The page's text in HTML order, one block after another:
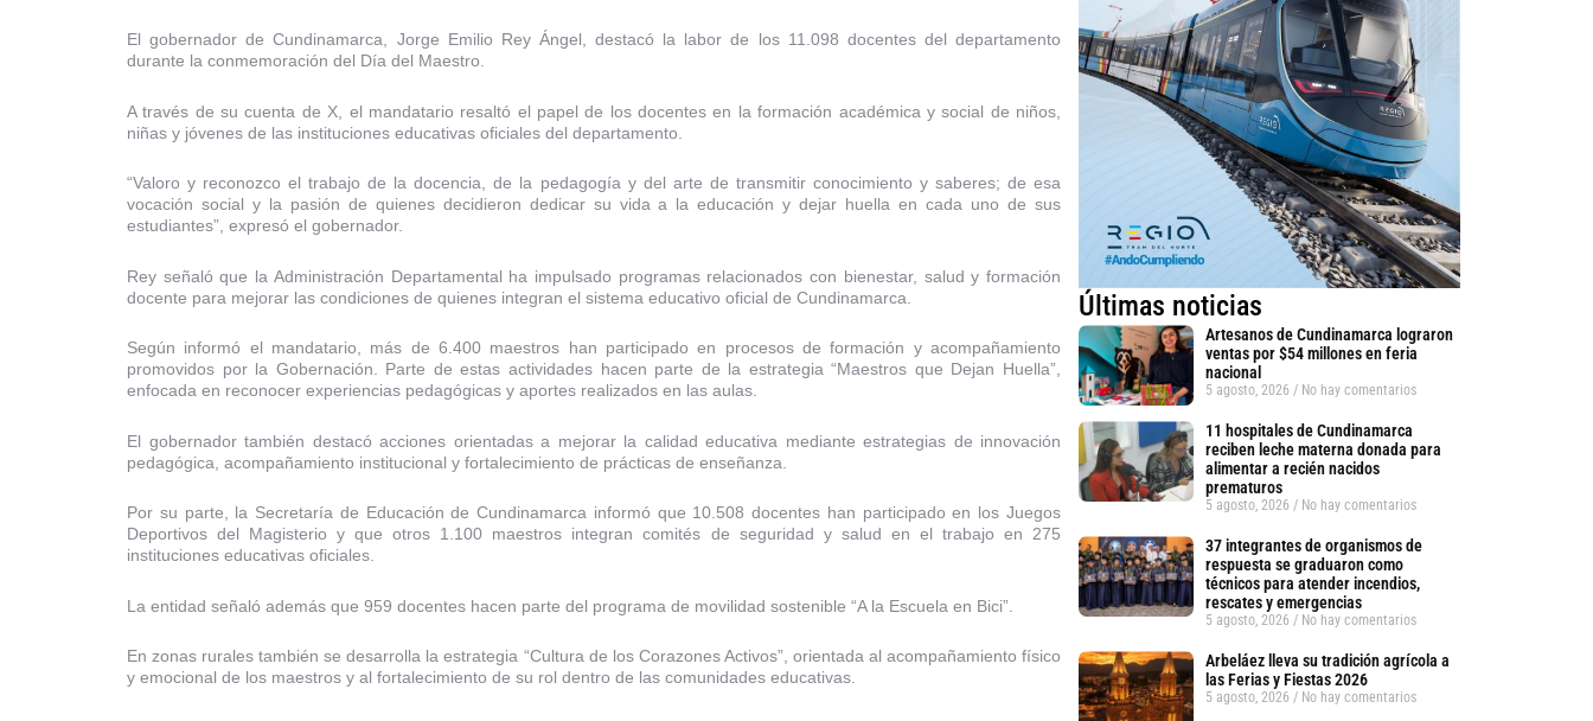
El gobernador de Cundinamarca, Jorge Emilio Rey Ángel, destacó la labor de los 11.098 docentes del departamento
durante la conmemoración del Día del Maestro.
A través de su cuenta de X, el mandatario resaltó el papel de los docentes en la formación académica y social de niños,
niñas y jóvenes de las instituciones educativas oficiales del departamento.
“Valoro y reconozco el trabajo de la docencia, de la pedagogía y del arte de transmitir conocimiento y saberes; de esa
vocación social y la pasión de quienes decidieron dedicar su vida a la educación y dejar huella en cada uno de sus
estudiantes”, expresó el gobernador.
Rey señaló que la Administración Departamental ha impulsado programas relacionados con bienestar, salud y formación
docente para mejorar las condiciones de quienes integran el sistema educativo oficial de Cundinamarca.
Según informó el mandatario, más de 6.400 maestros han participado en procesos de formación y acompañamiento
promovidos por la Gobernación. Parte de estas actividades hacen parte de la estrategia “Maestros que Dejan Huella”,
enfocada en reconocer experiencias pedagógicas y aportes realizados en las aulas.
El gobernador también destacó acciones orientadas a mejorar la calidad educativa mediante estrategias de innovación
pedagógica, acompañamiento institucional y fortalecimiento de prácticas de enseñanza.
Por su parte, la Secretaría de Educación de Cundinamarca informó que 10.508 docentes han participado en los Juegos
Deportivos del Magisterio y que otros 1.100 maestros integran comités de seguridad y salud en el trabajo en 275
instituciones educativas oficiales.
La entidad señaló además que 959 docentes hacen parte del programa de movilidad sostenible “A la Escuela en Bici”.
En zonas rurales también se desarrolla la estrategia “Cultura de los Corazones Activos”, orientada al acompañamiento físico
y emocional de los maestros y al fortalecimiento de su rol dentro de las comunidades educativas.
Últimas noticias
Artesanos de Cundinamarca lograron
ventas por $54 millones en feria
nacional
5 agosto, 2026 No hay comentarios
11 hospitales de Cundinamarca
reciben leche materna donada para
alimentar a recién nacidos
prematuros
5 agosto, 2026 No hay comentarios
37 integrantes de organismos de
respuesta se graduaron como
técnicos para atender incendios,
rescates y emergencias
5 agosto, 2026 No hay comentarios
Arbeláez lleva su tradición agrícola a
las Ferias y Fiestas 2026
5 agosto, 2026 No hay comentarios